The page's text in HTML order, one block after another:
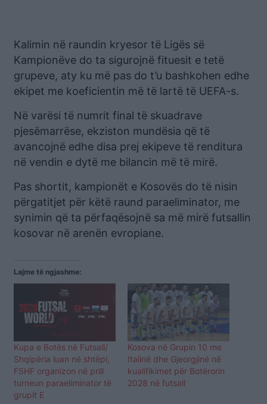
Kalimin në raundin kryesor të Ligës së
Kampionëve do ta sigurojnë fituesit e tetë
grupeve, aty ku më pas do t’u bashkohen edhe
ekipet me koeficientin më të lartë të UEFA-s.
Në varësi të numrit final të skuadrave
pjesëmarrëse, ekziston mundësia që të
avancojnë edhe disa prej ekipeve të renditura
në vendin e dytë me bilancin më të mirë.
Pas shortit, kampionët e Kosovës do të nisin
përgatitjet për këtë raund paraeliminator, me
synimin që ta përfaqësojnë sa më mirë futsallin
kosovar në arenën evropiane.
Lajme të ngjashme:
Kupa e Botës në Futsall/
Shqipëria luan në shtëpi,
FSHF organizon në prill
turneun paraeliminator të
grupit E
Kosova në Grupin 10 me
Italinë dhe Gjeorgjinë në
kualifikimet për Botërorin
2028 në futsall